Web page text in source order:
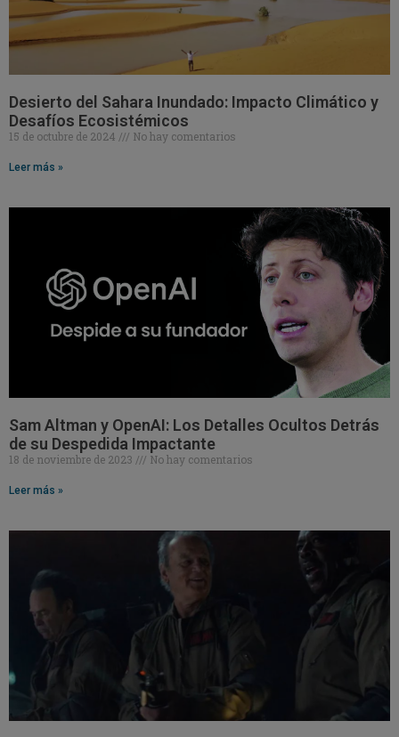
Desierto del Sahara Inundado: Impacto Climático y
Desafíos Ecosistémicos
15 de octubre de 2024 No hay comentarios
Leer más »
Sam Altman y OpenAI: Los Detalles Ocultos Detrás
de su Despedida Impactante
18 de noviembre de 2023 No hay comentarios
Leer más »